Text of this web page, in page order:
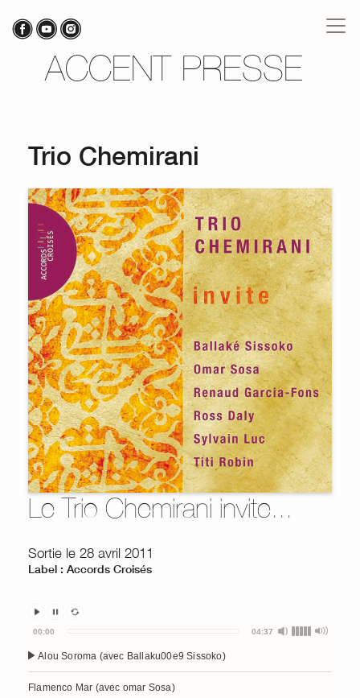
ACCENT PRESSE
Trio Chemirani
Le Trio Chemirani invite...
Sortie le 28 avril 2011
Label : Accords Croisés
Audio
Player
Alou Soroma (avec Ballaku00e9 Sissoko)
Flamenco Mar (avec omar Sosa)
00:00 04:37